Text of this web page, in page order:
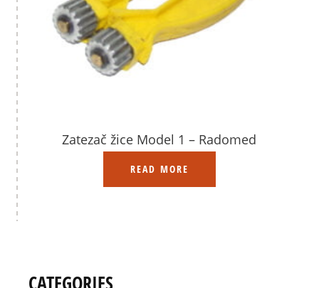
Zatezač žice Model 1 – Radomed
READ MORE